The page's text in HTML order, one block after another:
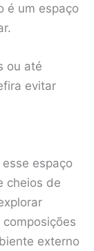
é um espaço
ou até
evitar
espaço
cheios de
externo